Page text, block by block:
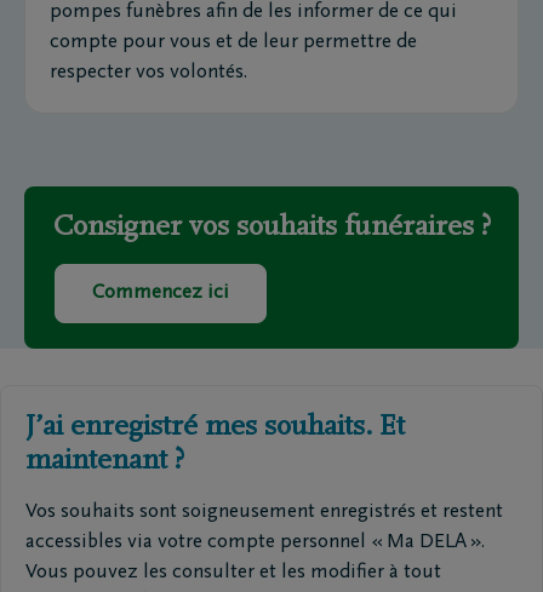
pompes funèbres afin de les informer de ce qui
compte pour vous et de leur permettre de
respecter vos volontés.
Consigner vos souhaits funéraires ?
Commencez ici
J’ai enregistré mes souhaits. Et
maintenant ?
Vos souhaits sont soigneusement enregistrés et restent
accessibles via votre compte personnel « Ma DELA ».
Vous pouvez les consulter et les modifier à tout